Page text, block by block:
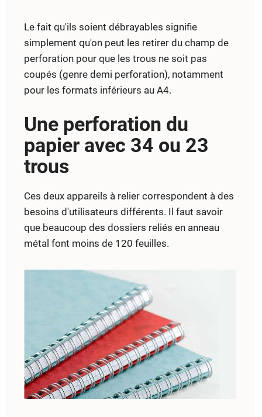
Le fait qu'ils soient débrayables signifie
simplement qu'on peut les retirer du champ de
perforation pour que les trous ne soit pas
coupés (genre demi perforation), notamment
pour les formats inférieurs au A4.
Une perforation du
papier avec 34 ou 23
trous
Ces deux appareils à relier correspondent à des
besoins d'utilisateurs différents. Il faut savoir
que beaucoup des dossiers reliés en anneau
métal font moins de 120 feuilles.